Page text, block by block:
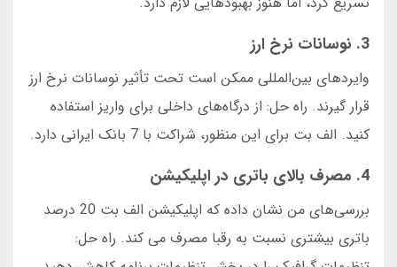
3. نوسانات نرخ ارز
وایردهای بین‌المللی ممکن است تحت تأثیر نوسانات نرخ ارز
قرار گیرند. راه حل: از درگاه‌های داخلی برای واریز استفاده
کنید. الف بت برای این منظور، شراکت با 7 بانک ایرانی دارد.
4. مصرف بالای باتری در اپلیکیشن
بررسی‌های من نشان داده که اپلیکیشن الف بت 20 درصد
باتری بیشتری نسبت به رقبا مصرف می کند. راه حل: